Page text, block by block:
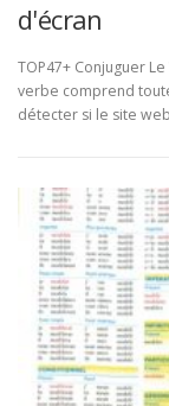
d'écran
TOP47+ Conjuguer
verbe comprend
détecter si le site